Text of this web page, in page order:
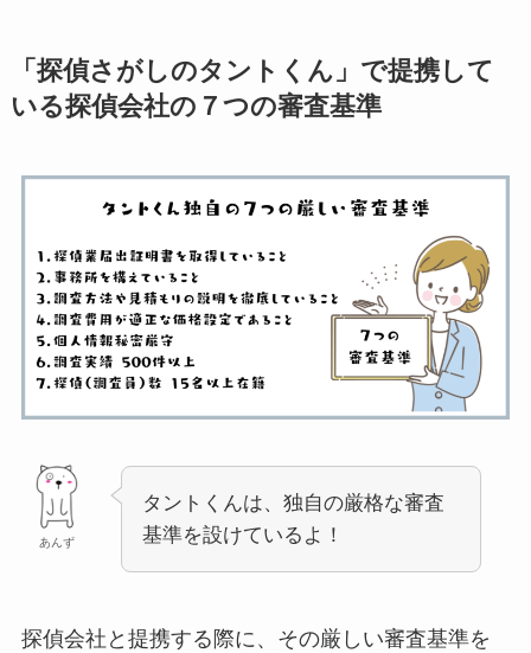
「探偵さがしのタントくん」で提携して
いる探偵会社の７つの審査基準
あんず
タントくんは、独自の厳格な審査
基準を設けているよ！
探偵会社と提携する際に、その厳しい審査基準を